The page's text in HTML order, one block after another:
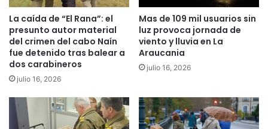
r
e
g
ó
9
9
t
i
v
o
d
e
g
La caída de “El Rana”: el
presunto autor material
del crimen del cabo Naín
fue detenido tras balear a
dos carabineros
julio 16, 2026
Mas de 109 mil usuarios sin
luz provoca jornada de
viento y lluvia en La
Araucania
julio 16, 2026